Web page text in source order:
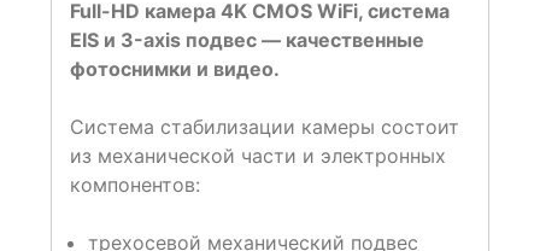
Full-HD камера 4K CMOS WiFi, система
EIS и 3-axis подвес — качественные
фотоснимки и видео.
Система стабилизации камеры состоит
из механической части и электронных
компонентов:
трехосевой механический подвес